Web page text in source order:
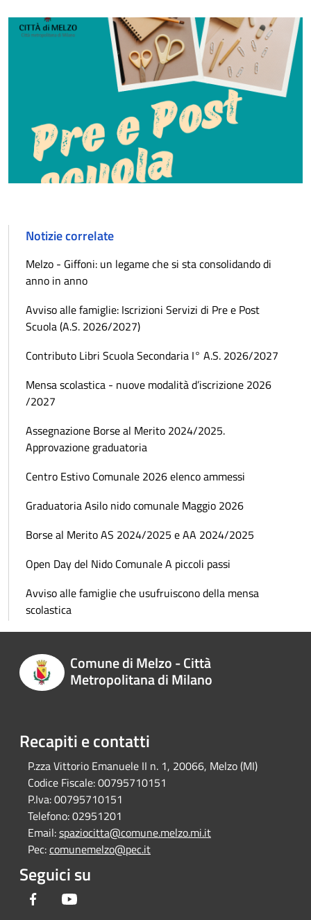
Notizie correlate
Melzo - Giffoni: un legame che si sta consolidando di
anno in anno
Avviso alle famiglie: Iscrizioni Servizi di Pre e Post
Scuola (A.S. 2026/2027)
Contributo Libri Scuola Secondaria I° A.S. 2026/2027
Mensa scolastica - nuove modalità d’iscrizione 2026
/2027
Assegnazione Borse al Merito 2024/2025.
Approvazione graduatoria
Centro Estivo Comunale 2026 elenco ammessi
Graduatoria Asilo nido comunale Maggio 2026
Borse al Merito AS 2024/2025 e AA 2024/2025
Open Day del Nido Comunale A piccoli passi
Avviso alle famiglie che usufruiscono della mensa
scolastica
Comune di Melzo - Città
Metropolitana di Milano
Recapiti e contatti
P.zza Vittorio Emanuele II n. 1, 20066, Melzo (MI)
Codice Fiscale:00795710151
P.Iva:00795710151
Telefono:02951201
Email:spaziocitta@comune.melzo.mi.it
Pec:comunemelzo@pec.it
Seguici su
Facebook